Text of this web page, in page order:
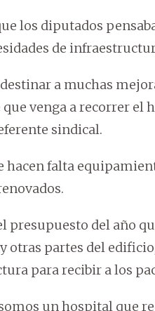
los diputados
de
destinar a muchas
venga a recorrer el
sindical.
hacen falta
presupuesto del año
otras partes del
para recibir a los
un hospital que